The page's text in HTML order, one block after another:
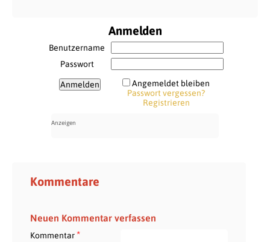
Anmelden
Benutzername
Passwort
Angemeldet bleiben
Passwort vergessen?
Registrieren
Kommentare
Neuen Kommentar verfassen
Kommentar*